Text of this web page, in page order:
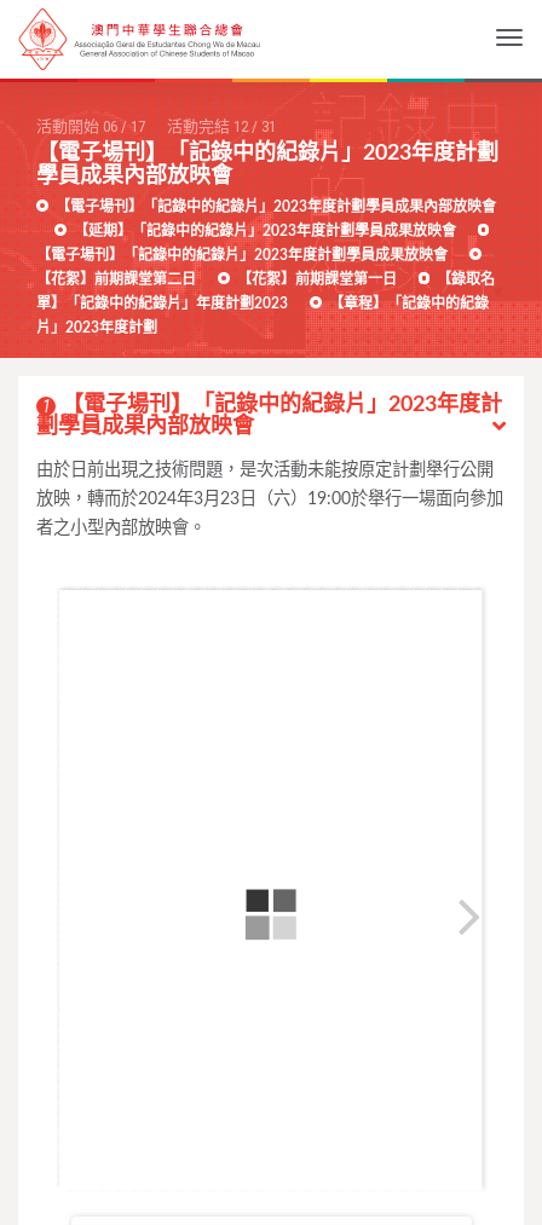
活動開始 06/17 活動完結 12/31
【電子場刊】「記錄中的紀錄片」2023年度計劃
學員成果內部放映會
【電子場刊】「記錄中的紀錄片」2023年度計劃學員成果內部放映會
【延期】「記錄中的紀錄片」2023年度計劃學員成果放映會
【電子場刊】「記錄中的紀錄片」2023年度計劃學員成果放映會
【花絮】前期課堂第二日
【花絮】前期課堂第一日
【錄取名
單】「記錄中的紀錄片」年度計劃2023
【章程】「記錄中的紀錄
片」2023年度計劃
1
【電子場刊】「記錄中的紀錄片」2023年度計
劃學員成果內部放映會
由於日前出現之技術問題，是次活動未能按原定計劃舉行公開
放映，轉而於2024年3月23日（六）19:00於舉行一場面向參加
者之小型內部放映會。